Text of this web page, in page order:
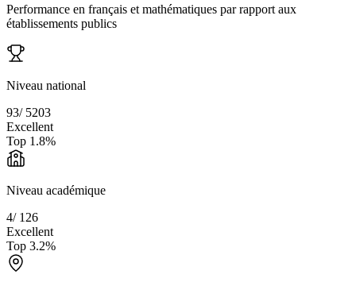
Performance en français et mathématiques par rapport aux
établissements publics
Niveau national
93/ 5203
Excellent
Top 1.8%
Niveau académique
4/ 126
Excellent
Top 3.2%